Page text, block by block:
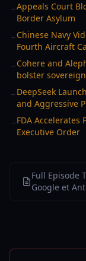
→Appeals Court
Border Asylum
→ Chinese Navy
Fourth Aircraft
→ Cohere and
bolster
→ DeepSeek
and Aggressive
→ FDA Accelerates
Executive Order
Full Episode
Google et